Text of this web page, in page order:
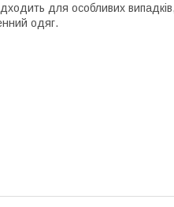
для особливих
одяг.